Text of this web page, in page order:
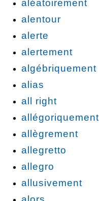
aléatoirement
alentour
alerte
alertement
algébriquement
alias
all right
allégoriquement
allègrement
allegretto
allegro
allusivement